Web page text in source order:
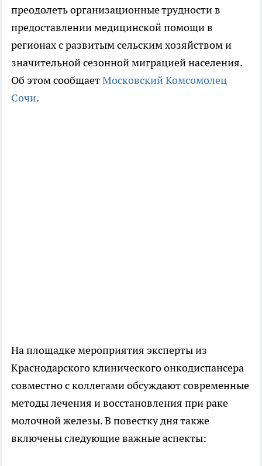
преодолеть организационные трудности в
предоставлении медицинской помощи в
регионах с развитым сельским хозяйством и
значительной сезонной миграцией населения.
Об этом сообщаетМосковский Комсомолец
Сочи.
На площадке мероприятия эксперты из
Краснодарского клинического онкодиспансера
совместно с коллегами обсуждают современные
методы лечения и восстановления при раке
молочной железы. В повестку дня также
включены следующие важные аспекты: